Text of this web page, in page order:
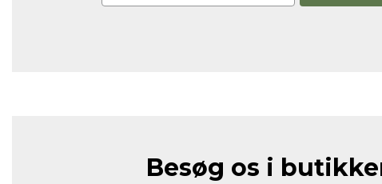
Besøg os i